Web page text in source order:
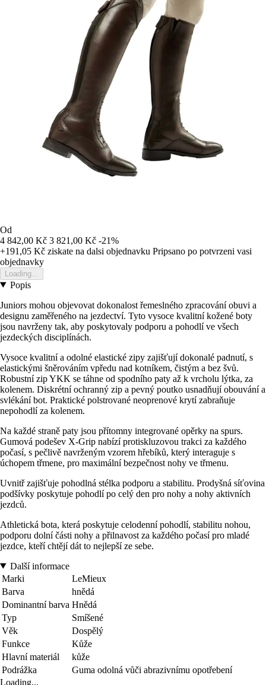
Od
4 842,00 Kč 3 821,00 Kč -21%
+191,05 Kč ziskate na dalsi objednavku Pripsano po potvrzeni vasi
objednavky
Loading...
Popis
Juniors mohou objevovat dokonalost řemeslného zpracování obuvi a
designu zaměřeného na jezdectví. Tyto vysoce kvalitní kožené boty
jsou navrženy tak, aby poskytovaly podporu a pohodlí ve všech
jezdeckých disciplínách.
Vysoce kvalitní a odolné elastické zipy zajišťují dokonalé padnutí, s
elastickými šněrováním vpředu nad kotníkem, čistým a bez švů.
Robustní zip YKK se táhne od spodního paty až k vrcholu lýtka, za
kolenem. Diskrétní ochranný zip a pevný poutko usnadňují obouvání a
svlékání bot. Praktické polstrované neoprenové krytí zabraňuje
nepohodlí za kolenem.
Na každé straně paty jsou přítomny integrované opěrky na spurs.
Gumová podešev X-Grip nabízí protiskluzovou trakci za každého
počasí, s pečlivě navrženým vzorem hřebíků, který interaguje s
úchopem třmene, pro maximální bezpečnost nohy ve třmenu.
Uvnitř zajišťuje pohodlná stélka podporu a stabilitu. Prodyšná síťovina
podšívky poskytuje pohodlí po celý den pro nohy a nohy aktivních
jezdců.
Athletická bota, která poskytuje celodenní pohodlí, stabilitu nohou,
podporu dolní části nohy a přilnavost za každého počasí pro mladé
jezdce, kteří chtějí dát to nejlepší ze sebe.
Další informace
Marki
LeMieux
Barva
hnědá
Dominantní barva Hnědá
Typ
Smíšené
Věk
Dospělý
Funkce
Kůže
Hlavní materiál
kůže
Podrážka
Guma odolná vůči abrazivnímu opotřebení
Loading...